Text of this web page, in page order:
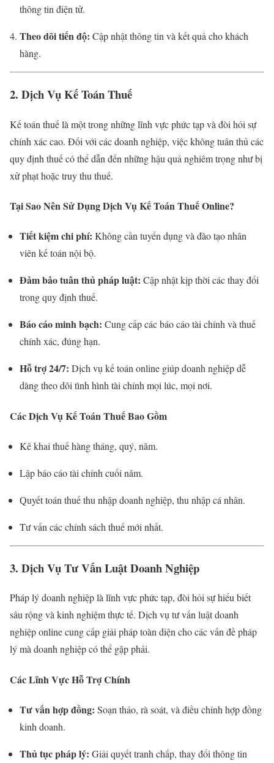
thông tin điện tử.
Theo dõi tiến độ: Cập nhật thông tin và kết quả cho khách
hàng.
2. Dịch Vụ Kế Toán Thuế
Kế toán thuế là một trong những lĩnh vực phức tạp và đòi hỏi sự
chính xác cao. Đối với các doanh nghiệp, việc không tuân thủ các
quy định thuế có thể dẫn đến những hậu quả nghiêm trọng như bị
xử phạt hoặc truy thu thuế.
Tại Sao Nên Sử Dụng Dịch Vụ Kế Toán Thuế Online?
Tiết kiệm chi phí: Không cần tuyển dụng và đào tạo nhân
viên kế toán nội bộ.
Đảm bảo tuân thủ pháp luật: Cập nhật kịp thời các thay đổi
trong quy định thuế.
Báo cáo minh bạch: Cung cấp các báo cáo tài chính và thuế
chính xác, đúng hạn.
Hỗ trợ 24/7: Dịch vụ kế toán online giúp doanh nghiệp dễ
dàng theo dõi tình hình tài chính mọi lúc, mọi nơi.
Các Dịch Vụ Kế Toán Thuế Bao Gồm
Kê khai thuế hàng tháng, quý, năm.
Lập báo cáo tài chính cuối năm.
Quyết toán thuế thu nhập doanh nghiệp, thu nhập cá nhân.
Tư vấn các chính sách thuế mới nhất.
3. Dịch Vụ Tư Vấn Luật Doanh Nghiệp
Pháp lý doanh nghiệp là lĩnh vực phức tạp, đòi hỏi sự hiểu biết
sâu rộng và kinh nghiệm thực tế. Dịch vụ tư vấn luật doanh
nghiệp online cung cấp giải pháp toàn diện cho các vấn đề pháp
lý mà doanh nghiệp có thể gặp phải.
Các Lĩnh Vực Hỗ Trợ Chính
Tư vấn hợp đồng: Soạn thảo, rà soát, và điều chỉnh hợp đồng
kinh doanh.
Thủ tục pháp lý: Giải quyết tranh chấp, thay đổi thông tin